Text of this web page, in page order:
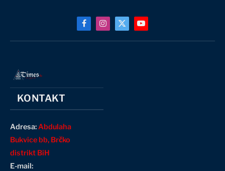
FacebookInstagram
X
YouTube
KONTAKT
Adresa: Abdulaha
Bukvice bb, Brčko
distrikt BiH
E-mail: